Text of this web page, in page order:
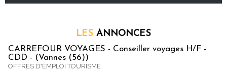
LES ANNONCES
CARREFOUR VOYAGES - Conseiller voyages H/F -
CDD - (Vannes (56))
OFFRES D'EMPLOI TOURISME